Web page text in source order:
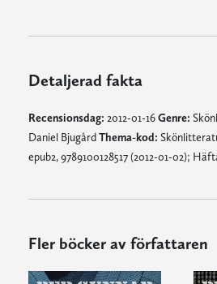
Detaljerad fakta
Recensionsdag: 2012-01-16Genre:
Daniel BjugårdThema-kod:
epub2, 9789100128517 (2012-01-02);
Fler böcker av författaren